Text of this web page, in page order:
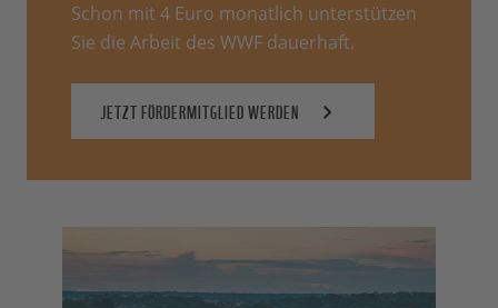
Schon mit 4 Euro monatlich unterstützen
Sie die Arbeit des WWF dauerhaft.
JETZT FÖRDERMITGLIED WERDEN